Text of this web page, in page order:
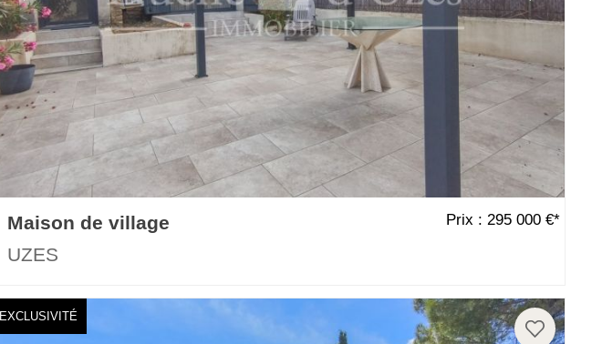
Maison de village
UZES
Prix : 295 000 €*
EXCLUSIVITÉ